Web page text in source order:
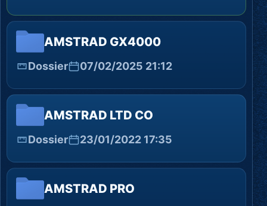
AMSTRAD GX4000
Dossier 07/02/2025 21:12
AMSTRAD LTD CO
Dossier 23/01/2022 17:35
AMSTRAD PRO